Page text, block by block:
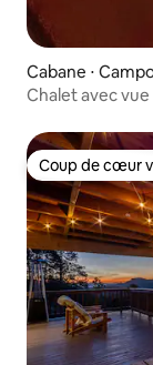
Cabane ⋅
Chalet avec
Coup de cœur
Coup de cœur